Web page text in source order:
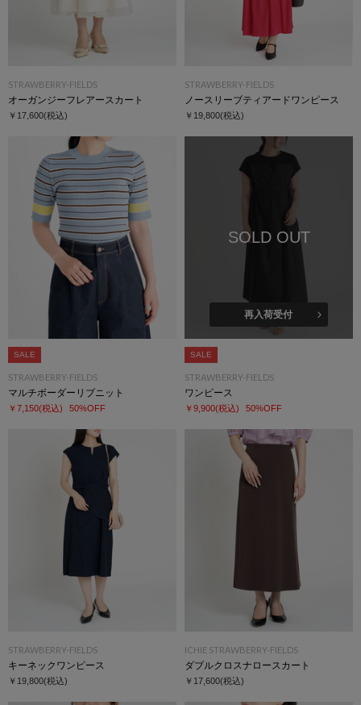
STRAWBERRY-FIELDS
オーガンジーフレアースカート
￥17,600(税込)
STRAWBERRY-FIELDS
ノースリーブティアードワンピース
￥19,800(税込)
SALE
STRAWBERRY-FIELDS
マルチボーダーリブニット
￥7,150(税込) 50%OFF
SOLD OUT
再入荷受付
SALE
STRAWBERRY-FIELDS
ワンピース
￥9,900(税込) 50%OFF
STRAWBERRY-FIELDS
キーネックワンピース
￥19,800(税込)
ICHIE STRAWBERRY-FIELDS
ダブルクロスナロースカート
￥17,600(税込)